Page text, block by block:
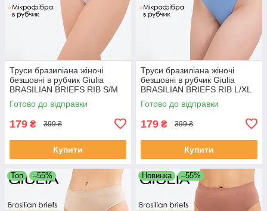
Труси бразиліана жіночі
безшовні в рубчик Giulia
BRASILIAN BRIEFS RIB S/M
Pink-burnished lilac, жіночі
трусики
Готово до відправки
179 ₴ 399 ₴
Купити
Труси бразиліана жіночі
безшовні в рубчик Giulia
BRASILIAN BRIEFS RIB L/XL
Blue-lacecap hydrangea
Готово до відправки
179 ₴ 399 ₴
Купити
Топ –55% Новинка –55%